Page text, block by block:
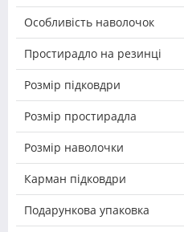
Особливість наволочок
Простирадло на резинці
Розмір підковдри
Розмір простирадла
Розмір наволочки
Карман підковдри
Подарункова упаковка